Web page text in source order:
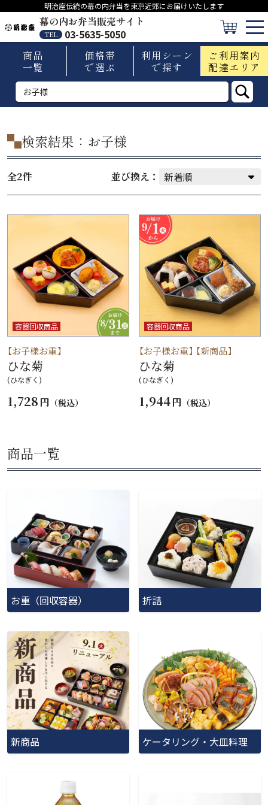
明治座伝統の幕の内弁当を東京近郊にお届けいたします
幕の内お弁当販売サイト
TEL
03-5635-5050
商品
一覧
価格帯
で選ぶ
利用シーン
で探す
ご利用案内
配達エリア
検索結果：お子様
全2件 並び換え：
容器回収商品
【お子様お重】
ひな菊
(ひなぎく)
1,728 円 （税込）
容器回収商品
【お子様お重】【新商品】
ひな菊
(ひなぎく)
1,944円 （税込）
商品一覧
お重（回収容器） 折詰
新商品 ケータリング・大皿料理